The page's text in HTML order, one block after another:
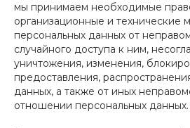
мы принимаем необходимые
организационные и технические
персональных данных от
случайного доступа к ним,
уничтожения, изменения,
предоставления,
данных, а также от иных
отношении персональных данных.